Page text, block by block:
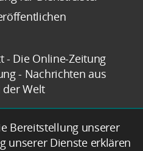
- Die Online-Zeitung
- Nachrichten aus
der Welt
Bereitstellung unserer
unserer Dienste erklären